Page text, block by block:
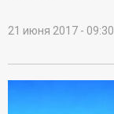
21 июня 2017 - 09:30